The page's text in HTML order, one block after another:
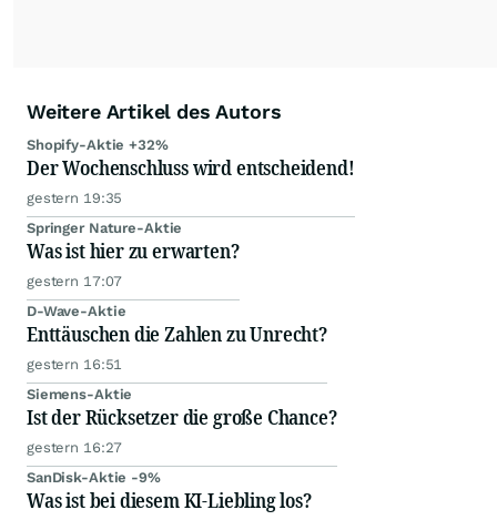
Weitere Artikel des Autors
Shopify-Aktie +32%
Der Wochenschluss wird entscheidend!
gestern 19:35
Springer Nature-Aktie
Was ist hier zu erwarten?
gestern 17:07
D-Wave-Aktie
Enttäuschen die Zahlen zu Unrecht?
gestern 16:51
Siemens-Aktie
Ist der Rücksetzer die große Chance?
gestern 16:27
SanDisk-Aktie -9%
Was ist bei diesem KI-Liebling los?